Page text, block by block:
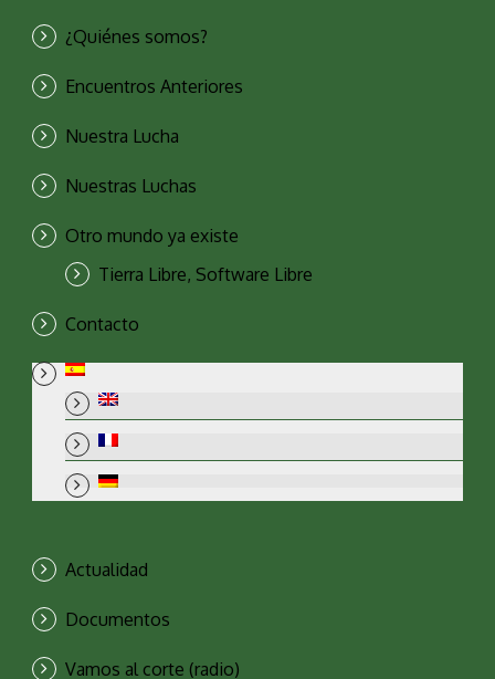
¿Quiénes somos?
Encuentros Anteriores
Nuestra Lucha
Nuestras Luchas
Otro mundo ya existe
Tierra Libre, Software Libre
Contacto
Actualidad
Documentos
Vamos al corte (radio)